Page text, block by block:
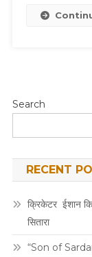
Search
RECENT
क्रिकेटर ईशान
सितारा
“Son of Sardar